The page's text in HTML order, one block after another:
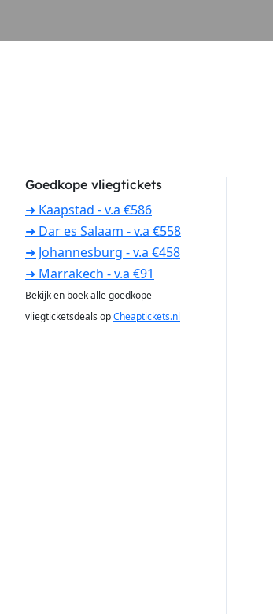
Goedkope vliegtickets
➜ Kaapstad - v.a €586
➜ Dar es Salaam - v.a €558
➜ Johannesburg - v.a €458
➜ Marrakech - v.a €91
Bekijk en boek alle goedkope
vliegticketsdeals opCheaptickets.nl